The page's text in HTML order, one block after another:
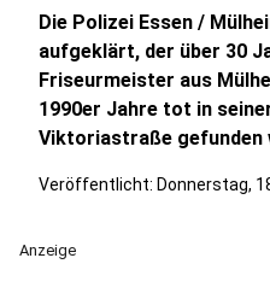
Die Polizei Essen /
aufgeklärt, der über 30
Friseurmeister aus
1990er Jahre tot in
Viktoriastraße gefunden
Veröffentlicht: Donnerstag,
Anzeige